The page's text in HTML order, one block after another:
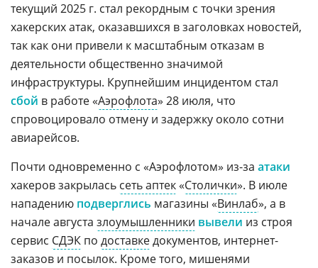
текущий 2025 г. стал рекордным с точки зрения
хакерских атак, оказавшихся в заголовках новостей,
так как они привели к масштабным отказам в
деятельности общественно значимой
инфраструктуры. Крупнейшим инцидентом стал
сбой в работе «Аэрофлота» 28 июля, что
спровоцировало отмену и задержку около сотни
авиарейсов.
Почти одновременно с «Аэрофлотом» из-за атаки
хакеров закрылась сеть аптек «Столички». В июле
нападению подверглись магазины «Винлаб», а в
начале августа злоумышленники вывели из строя
сервис СДЭК по доставкедокументов, интернет-
заказов и посылок. Кроме того, мишенями